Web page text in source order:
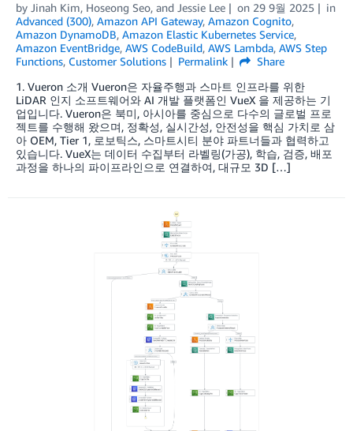
by Jinah Kim, Hoseong Seo, and Jessie Lee on 29 9월 2025
in
Advanced (300), Amazon API Gateway, Amazon Cognito,
Amazon DynamoDB, Amazon Elastic Kubernetes Service,
Amazon EventBridge, AWS CodeBuild, AWS Lambda, AWS Step
Functions, Customer Solutions Permalink
Share
1. Vueron 소개 Vueron은 자율주행과 스마트 인프라를 위한
LiDAR 인지 소프트웨어와 AI 개발 플랫폼인 VueX 을 제공하는 기
업입니다. Vueron은 북미, 아시아를 중심으로 다수의 글로벌 프로
젝트를 수행해 왔으며, 정확성, 실시간성, 안전성을 핵심 가치로 삼
아 OEM, Tier 1, 로보틱스, 스마트시티 분야 파트너들과 협력하고
있습니다. VueX는 데이터 수집부터 라벨링(가공), 학습, 검증, 배포
과정을 하나의 파이프라인으로 연결하여, 대규모 3D […]